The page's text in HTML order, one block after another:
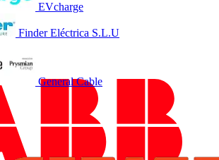
EVcharge
Finder Eléctrica S.L.U
General Cable